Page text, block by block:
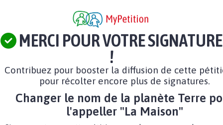
MERCI POUR VOTRE SIGNATURE
!
Contribuez pour booster la diffusion de cette
pour récolter encore plus de signatures.
Changer le nom de la planète Terre
l'appeller "La Maison"